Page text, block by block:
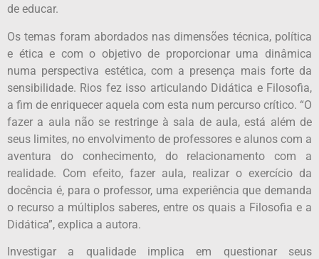
de educar.
Os temas foram abordados nas dimensões técnica, política
e ética e com o objetivo de proporcionar uma dinâmica
numa perspectiva estética, com a presença mais forte da
sensibilidade. Rios fez isso articulando Didática e Filosofia,
a fim de enriquecer aquela com esta num percurso crítico. “O
fazer a aula não se restringe à sala de aula, está além de
seus limites, no envolvimento de professores e alunos com a
aventura do conhecimento, do relacionamento com a
realidade. Com efeito, fazer aula, realizar o exercício da
docência é, para o professor, uma experiência que demanda
o recurso a múltiplos saberes, entre os quais a Filosofia e a
Didática”, explica a autora.
Investigar a qualidade implica em questionar seus